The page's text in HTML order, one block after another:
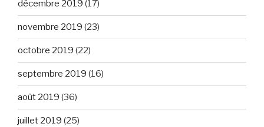
décembre 2019 (17)
novembre 2019 (23)
octobre 2019 (22)
septembre 2019 (16)
août 2019 (36)
juillet 2019 (25)